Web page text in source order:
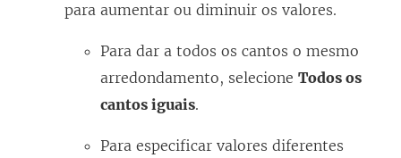
para aumentar ou diminuir os valores.
Para dar a todos os cantos o mesmo
arredondamento, selecione Todos os
cantos iguais.
Para especificar valores diferentes